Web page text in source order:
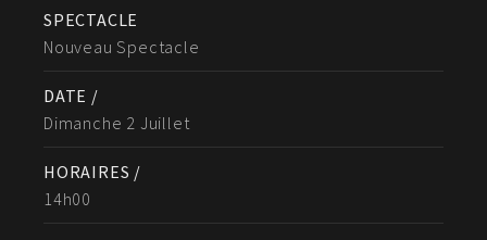
SPECTACLE
Nouveau Spectacle
DATE /
Dimanche 2 Juillet
HORAIRES /
14h00